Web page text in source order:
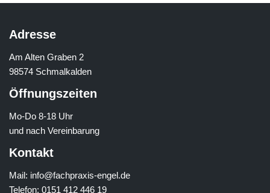
Adresse
Am Alten Graben 2
98574 Schmalkalden
Öffnungszeiten
Mo-Do 8-18 Uhr
und nach Vereinbarung
Kontakt
Mail: info@fachpraxis-engel.de
Telefon: 0151 412 446 19